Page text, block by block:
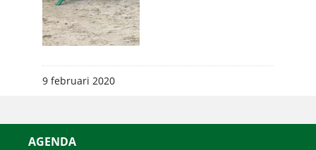
9 februari 2020
AGENDA